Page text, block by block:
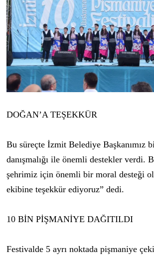
DOĞAN’A TEŞEKKÜR
Bu süreçte İzmit Belediye Başkanımız
danışmalığı ile önemli destekler verdi.
şehrimiz için önemli bir moral desteği
ekibine teşekkür ediyoruz” dedi.
10 BİN PİŞMANİYE DAĞITILDI
Festivalde 5 ayrı noktada pişmaniye